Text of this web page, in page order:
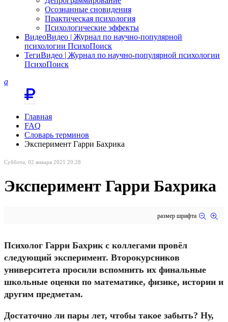
Осознанные сновидения
Практическая психология
Психологические эффекты
ВидеоВидео | Журнал по научно-популярной
психологии ПсихоПоиск
ТегиВидео | Журнал по научно-популярной психологии
ПсихоПоиск
a
Главная
FAQ
Словарь терминов
Эксперимент Гарри Бахрика
Суббота, 02 января 2021 20:28
Эксперимент Гарри Бахрика
размер шрифта
Психолог Гарри Бахрик с коллегами провёл
следующий эксперимент. Второкурсников
университета просили вспомнить их финальные
школьные оценки по математике, физике, истории и
другим предметам.
Достаточно ли пары лет, чтобы такое забыть? Ну,